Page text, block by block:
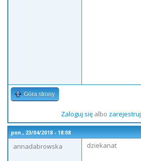
Góra strony
Zaloguj sięalbo zarejestruj
pon., 23/04/2018 - 18:08
annadabrowska
dziekanat